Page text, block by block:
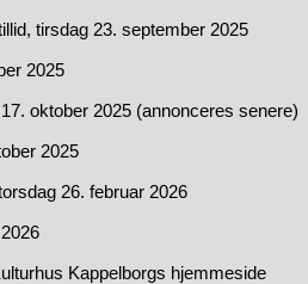
tirsdag 23. september 2025
2025
oktober 2025 (annonceres senere)
2025
26. februar 2026
Kappelborgs hjemmeside